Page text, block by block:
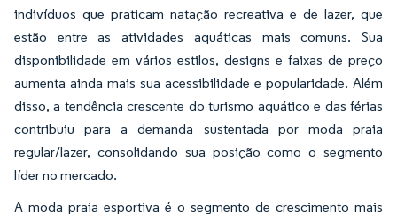
indivíduos que praticam natação recreativa e de lazer, que
estão entre as atividades aquáticas mais comuns. Sua
disponibilidade em vários estilos, designs e faixas de preço
aumenta ainda mais sua acessibilidade e popularidade. Além
disso, a tendência crescente do turismo aquático e das férias
contribuiu para a demanda sustentada por moda praia
regular/lazer, consolidando sua posição como o segmento
líder no mercado.
A moda praia esportiva é o segmento de crescimento mais